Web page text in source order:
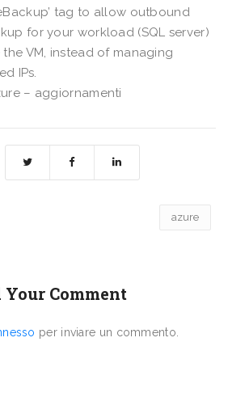
tag to allow outbound
for your workload (SQL server)
VM, instead of managing
IPs.
– aggiornamenti
azure
Your Comment
per inviare un commento.